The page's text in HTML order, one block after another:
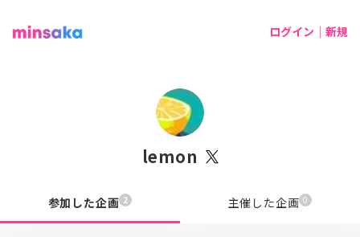
ログイン｜新規
lemon
参加した企画 2 主催した企画 0